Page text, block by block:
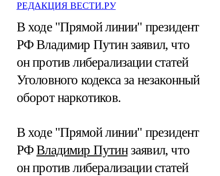
РЕДАКЦИЯ ВЕСТИ.РУ
В ходе "Прямой линии" президент
РФ Владимир Путин заявил, что
он против либерализации статей
Уголовного кодекса за незаконный
оборот наркотиков.
В ходе "Прямой линии" президент
РФВладимир Путинзаявил, что
он против либерализации статей